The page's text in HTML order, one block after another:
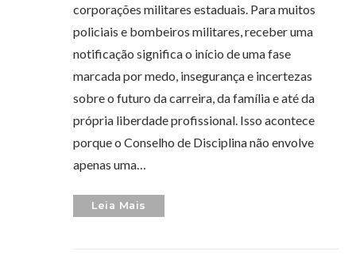
corporações militares estaduais. Para muitos
policiais e bombeiros militares, receber uma
notificação significa o início de uma fase
marcada por medo, insegurança e incertezas
sobre o futuro da carreira, da família e até da
própria liberdade profissional. Isso acontece
porque o Conselho de Disciplina não envolve
apenas uma…
Leia Mais